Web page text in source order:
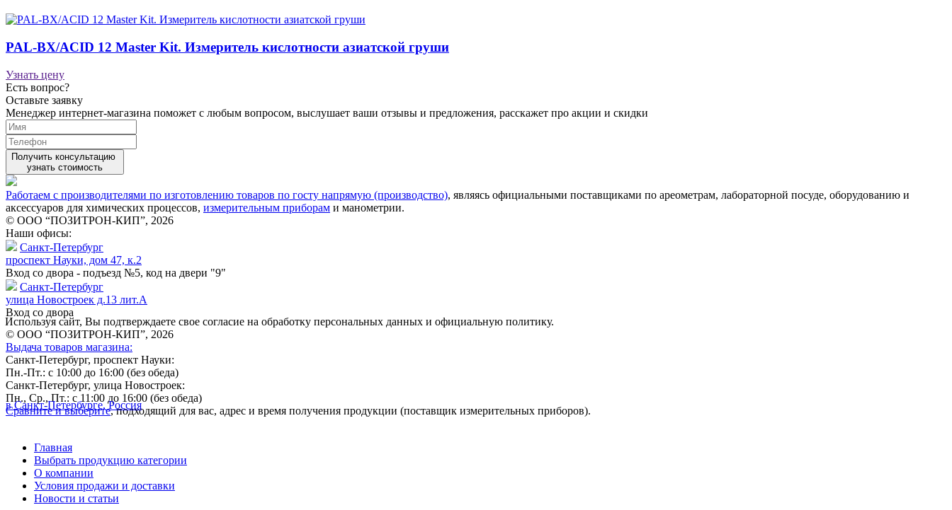
PAL-BX/ACID 12 Master Kit. Измеритель кислотности азиатской груши
Узнать цену
Есть вопрос?
Оставьте заявку
Менеджер интернет-магазина поможет с любым вопросом, выслушает ваши отзывы и предложения, расскажет про акции и скидки
Получить консультацию
узнать стоимость
Работаем с производителями по изготовлению товаров по госту напрямую (производство), являясь официальными поставщиками по ареометрам, лабораторной посуде, оборудованию и
аксессуаров для химических процессов, измерительным приборам и манометрии.
© ООО “ПОЗИТРОН-КИП”, 2026
Наши офисы:
Санкт-Петербург
проспект Науки, дом 47, к.2
Вход со двора - подъезд №5, код на двери "9"
Санкт-Петербург
улица Новостроек д.13 лит.А
Вход со двора
Используя сайт, Вы подтверждаете свое согласие на обработку персональных данных и официальную политику.
© ООО “ПОЗИТРОН-КИП”, 2026
Выдача товаров магазина:
Санкт-Петербург, проспект Науки:
Пн.-Пт.: с 10:00 до 16:00 (без обеда)
Санкт-Петербург, улица Новостроек:
Пн., Ср., Пт.: с 11:00 до 16:00 (без обеда)
Сравните и выберите, подходящий для вас, адрес и время получения продукции (поставщик измерительных приборов).
в Санкт-Петербурге, Россия
Главная
Выбрать продукцию категории
О компании
Условия продажи и доставки
Новости и статьи